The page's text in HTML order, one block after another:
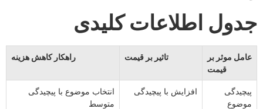
جدول اطلاعات کلیدی
عامل موثر بر
قیمت
تاثیر بر قیمت راهکار کاهش هزینه
پیچیدگی
موضوع
افزایش با پیچیدگی
انتخاب موضوع با پیچیدگی
متوسط